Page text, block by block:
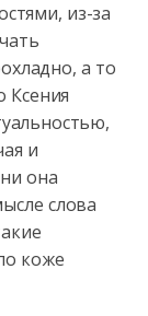
из-за
а то
Ксения
и
она
слова
коже